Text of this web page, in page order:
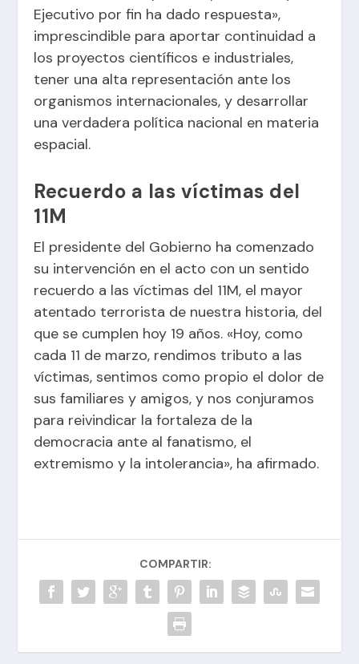
Ejecutivo por fin ha dado respuesta»,
imprescindible para aportar continuidad a
los proyectos científicos e industriales,
tener una alta representación ante los
organismos internacionales, y desarrollar
una verdadera política nacional en materia
espacial.
Recuerdo a las víctimas del
11M
El presidente del Gobierno ha comenzado
su intervención en el acto con un sentido
recuerdo a las víctimas del 11M, el mayor
atentado terrorista de nuestra historia, del
que se cumplen hoy 19 años. «Hoy, como
cada 11 de marzo, rendimos tributo a las
víctimas, sentimos como propio el dolor de
sus familiares y amigos, y nos conjuramos
para reivindicar la fortaleza de la
democracia ante al fanatismo, el
extremismo y la intolerancia», ha afirmado.
COMPARTIR: